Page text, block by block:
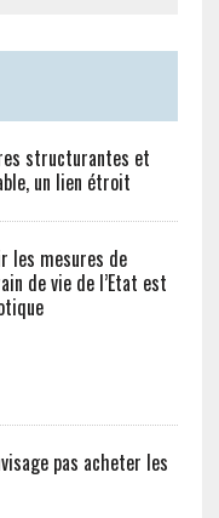
structurantes et
un lien étroit
les mesures de
de vie de l’Etat est
pas acheter les